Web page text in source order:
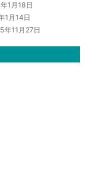
1月18日
1月14日
年11月27日